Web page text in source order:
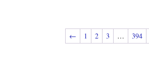
← 1 2 3 … 394